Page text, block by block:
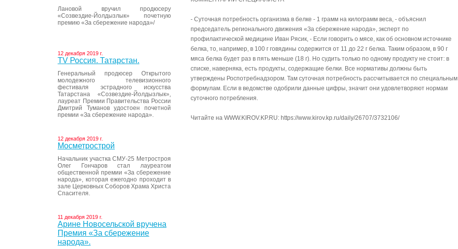
Лановой вручил продюсеру
«Созвездие-Йолдызлык» почетную
премию «За сбережение народа»/
12 декабря 2019 г.
ТV Россия. Татарстан.
Генеральный продюсер Открытого
молодежного телевизионного
фестиваля эстрадного искусства
Татарстана «Созвездие-Йолдызлык»,
лауреат Премии Правительства России
Дмитрий Туманов удостоен почетной
премии «За сбережение народа».
12 декабря 2019 г.
Мосметрострой
Начальник участка СМУ-25 Метростроя
Олег Гончаров стал лауреатом
общественной премии «За сбережение
народа», которая ежегодно проходит в
зале Церковных Соборов Храма Христа
Спасителя.
11 декабря 2019 г.
Арине Новосельской вручена
Премия «За сбережение
народа».
- Суточная потребность организма в белке - 1 грамм на килограмм веса, - объяснил
председатель регионального движения «За сбережение народа», эксперт по
профилактической медицине Иван Рясик, - Если говорить о мясе, как об основном источнике
белка, то, например, в 100 г говядины содержится от 11 до 22 г белка. Таким образом, в 90 г
мяса белка будет раз в пять меньше (18 г). Но судить только по одному продукту не стоит: в
списке, наверняка, есть продукты, содержащие белки. Все нормативы должны быть
утверждены Роспотребнадзором. Там суточная потребность рассчитывается по специальным
формулам. Если в ведомстве одобрили данные цифры, значит они удовлетворяют нормам
суточного потребления.
Читайте на WWW.KIROV.KP.RU: https://www.kirov.kp.ru/daily/26707/3732106/